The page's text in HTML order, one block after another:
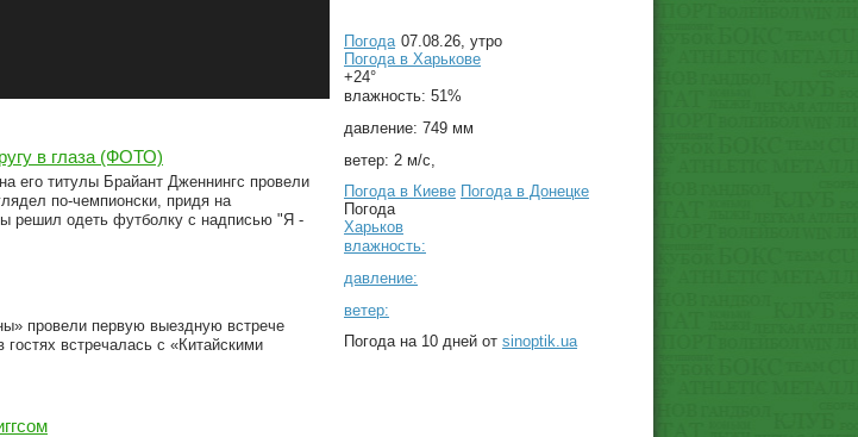
в глаза (ФОТО)
его титулы Брайант Дженнингс провели
по-чемпионски, придя на
решил одеть футболку с надписью "Я -
провели первую выездную встречe
встречалась с «Китайскими
Погода 07.08.26, утро
Погода в Харькове
+24°
влажность: 51%
давление: 749 мм
ветер: 2 м/с,
Погода в Киеве Погода в Донецке
Погода
Харьков
влажность:
давление:
ветер:
Погода на 10 дней от sinoptik.ua